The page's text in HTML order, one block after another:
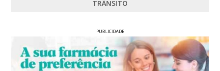
TRÂNSITO
PUBLICIDADE